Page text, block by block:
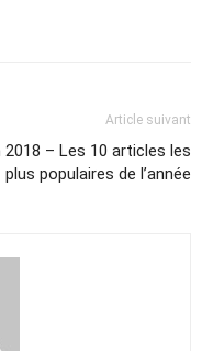
Article suivant
2018 – Les 10 articles les
plus populaires de l’année